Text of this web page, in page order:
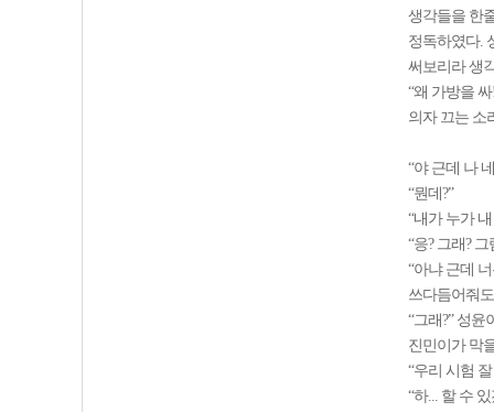
생각들을 한
정독하였다.
써보리라 생
“왜 가방을
의자 끄는 소
“야 근데 나
“뭔데?”
“내가 누가
“응? 그래?
“아냐 근데
쓰다듬어줘
“그래?” 성
진민이가 막
“우리 시험 잘
“하... 할 수 있